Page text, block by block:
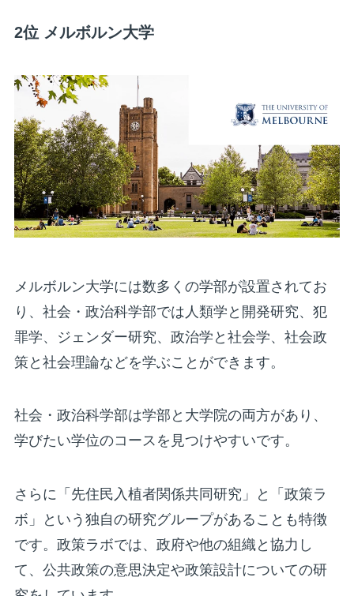
2位 メルボルン大学
メルボルン大学には数多くの学部が設置されてお
り、社会・政治科学部では人類学と開発研究、犯
罪学、ジェンダー研究、政治学と社会学、社会政
策と社会理論などを学ぶことができます。
社会・政治科学部は学部と大学院の両方があり、
学びたい学位のコースを見つけやすいです。
さらに「先住民入植者関係共同研究」と「政策ラ
ボ」という独自の研究グループがあることも特徴
です。政策ラボでは、政府や他の組織と協力し
て、公共政策の意思決定や政策設計についての研